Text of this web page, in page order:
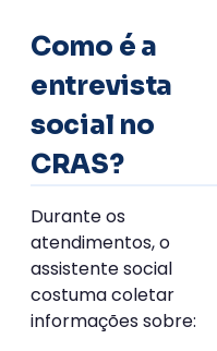
Como é a
entrevista
social no
CRAS?
Durante os
atendimentos, o
assistente social
costuma coletar
informações sobre: